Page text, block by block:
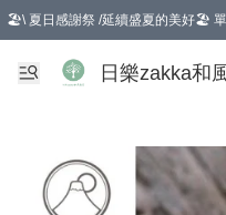
🏖️\ 夏日感謝祭 /延續盛夏的美好🏖️
選擇GoGoX住宅/工商地址配送，
日樂zakka和